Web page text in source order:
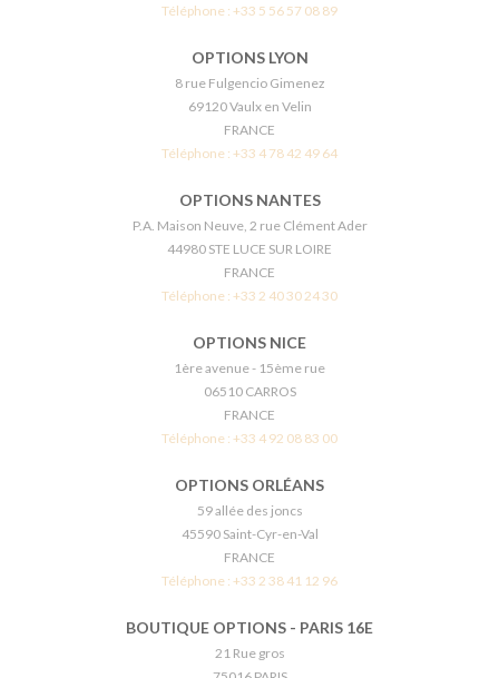
Téléphone : +33 5 56 57 08 89
OPTIONS LYON
8 rue Fulgencio Gimenez
69120 Vaulx en Velin
FRANCE
Téléphone : +33 4 78 42 49 64
OPTIONS NANTES
P.A. Maison Neuve, 2 rue Clément Ader
44980 STE LUCE SUR LOIRE
FRANCE
Téléphone : +33 2 40 30 24 30
OPTIONS NICE
1ère avenue - 15ème rue
06510 CARROS
FRANCE
Téléphone : +33 4 92 08 83 00
OPTIONS ORLÉANS
59 allée des joncs
45590 Saint-Cyr-en-Val
FRANCE
Téléphone : +33 2 38 41 12 96
BOUTIQUE OPTIONS - PARIS 16E
21 Rue gros